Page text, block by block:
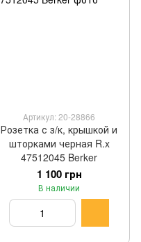
Артикул: 20-28866
Розетка с з/к, крышкой и
шторками черная R.x
47512045 Berker
1 100 грн
В наличии